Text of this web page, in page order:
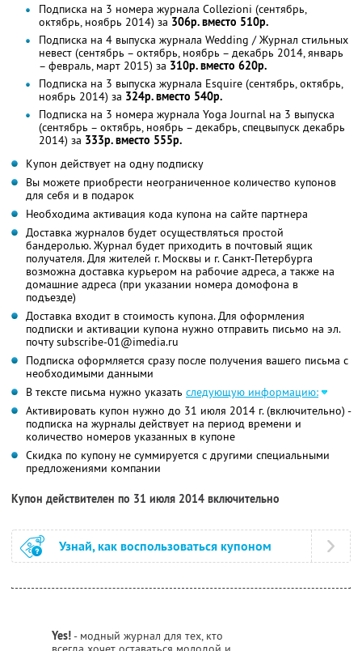
Подписка на 3 номера журнала Collezioni (сентябрь,
октябрь, ноябрь 2014) за 306р. вместо 510р.
Подписка на 4 выпуска журнала Wedding / Журнал стильных
невест (сентябрь – октябрь, ноябрь – декабрь 2014, январь
– февраль, март 2015) за 310р. вместо 620р.
Подписка на 3 выпуска журнала Esquire (сентябрь, октябрь,
ноябрь 2014) за 324р. вместо 540р.
Подписка на 3 номера журнала Yoga Journal на 3 выпуска
(сентябрь – октябрь, ноябрь – декабрь, спецвыпуск декабрь
2014) за 333р. вместо 555р.
Купон действует на одну подписку
Вы можете приобрести неограниченное количество купонов
для себя и в подарок
Необходима активация кода купона на сайте партнера
Доставка журналов будет осуществляться простой
бандеролью. Журнал будет приходить в почтовый ящик
получателя. Для жителей г. Москвы и г. Санкт-Петербурга
возможна доставка курьером на рабочие адреса, а также на
домашние адреса (при указании номера домофона в
подъезде)
Доставка входит в стоимость купона. Для оформления
подписки и активации купона нужно отправить письмо на эл.
почту subscribe-01@imedia.ru
Подписка оформляется сразу после получения вашего письма с
необходимыми данными
В тексте письма нужно указать следующую информацию:
Активировать купон нужно до 31 июля 2014 г. (включительно) -
подписка на журналы действует на период времени и
количество номеров указанных в купоне
Скидка по купону не суммируется с другими специальными
предложениями компании
Купон действителен по 31 июля 2014 включительно
Узнай, как воспользоваться купоном
Yes!- модный журнал для тех, кто